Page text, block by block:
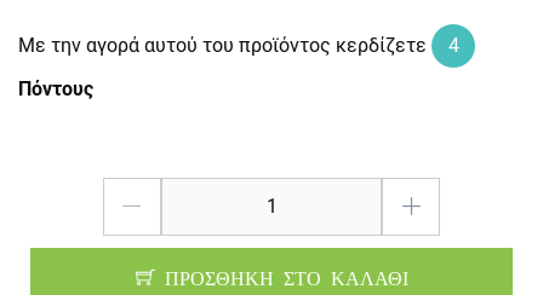
Με την αγορά αυτού του προϊόντος κερδίζετε
4
Πόντους
ΠΡΟΣΘΗΚΗ ΣΤΟ ΚΑΛΑΘΙ